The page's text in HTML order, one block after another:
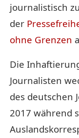
journalistisch
der
ohne Grenzen
Die
Journalisten
des deutschen
2017 während